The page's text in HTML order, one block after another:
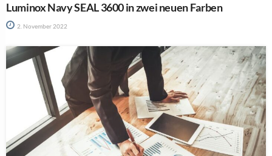
Luminox Navy SEAL 3600 in zwei neuen Farben
2. November 2022